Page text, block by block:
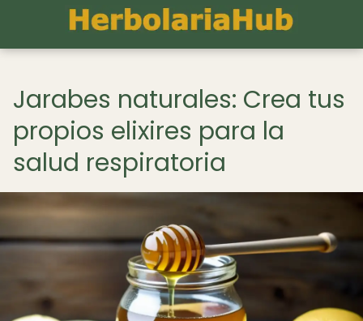
Jarabes naturales: Crea tus
propios elixires para la
salud respiratoria